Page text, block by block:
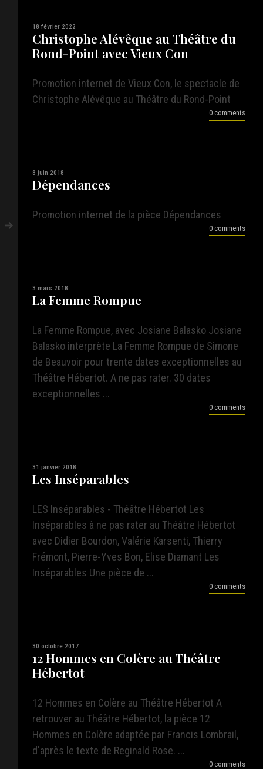
18 février 2022
Christophe Alévêque au Théâtre du
Rond-Point avec Vieux Con
Promotion internet de Vieux Con, le spectacle de
Christophe Alévêque au Théâtre du Rond-Point
0 comments
8 juin 2018
Dépendances
Promotion internet de la pièce Dépendances
0 comments
3 mars 2018
La Femme Rompue
La Femme Rompue, avec Josiane Balasko Josiane
Balasko interprète La Femme Rompue de Simone
de Beauvoir pour trente dates exceptionnelles au
Théâtre Hébertot. A ne pas rater. 30 dates
exceptionnelles ...
0 comments
31 janvier 2018
Les Inséparables
LES Inséparables - Théâtre Hébertot Les
Inséparables à ne pas rater au Théâtre Hébertot
avec Didier Bourdon, Valérie Karsenti, Thierry
Frémont, Pierre-Yves Bon, Elise Diamant Les
Inséparables Une pièce de ...
0 comments
30 octobre 2017
12 Hommes en Colère au Théâtre
Hébertot
12 Hommes en Colère au Théâtre Hébertot A
retrouver au Théâtre Hébertot, la pièce 12
Hommes en Colère adaptée par Francis Lombrail,
d'après le texte de Reginald Rose. ...
0 comments